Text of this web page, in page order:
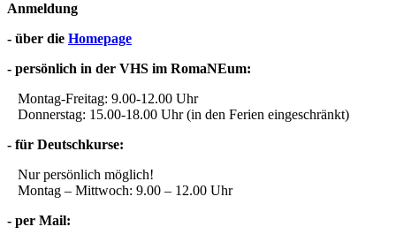
Anmeldung
- über die Homepage
- persönlich in der VHS im RomaNEum:
Montag-Freitag: 9.00-12.00 Uhr
Donnerstag: 15.00-18.00 Uhr (in den Ferien eingeschränkt)
- für Deutschkurse:
Nur persönlich möglich!
Montag – Mittwoch: 9.00 – 12.00 Uhr
- per Mail: